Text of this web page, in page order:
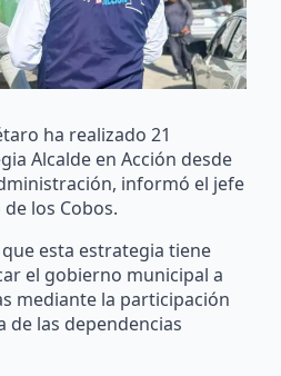
ha realizado 21
Alcalde en Acción desde
informó el jefe
los Cobos.
esta estrategia tiene
el gobierno municipal a
mediante la participación
de las dependencias